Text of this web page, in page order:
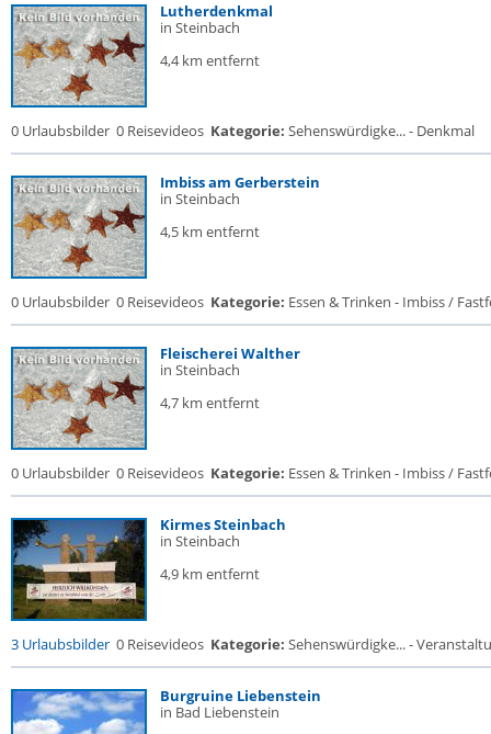
Lutherdenkmal
in Steinbach
4,4 km entfernt
0 Urlaubsbilder 0 Reisevideos Kategorie: Sehenswürdigke... - Denkmal
Imbiss am Gerberstein
in Steinbach
4,5 km entfernt
0 Urlaubsbilder 0 Reisevideos Kategorie: Essen & Trinken - Imbiss /
Fleischerei Walther
in Steinbach
4,7 km entfernt
0 Urlaubsbilder 0 Reisevideos Kategorie: Essen & Trinken - Imbiss /
Kirmes Steinbach
in Steinbach
4,9 km entfernt
3 Urlaubsbilder 0 Reisevideos Kategorie: Sehenswürdigke... -
Burgruine Liebenstein
in Bad Liebenstein